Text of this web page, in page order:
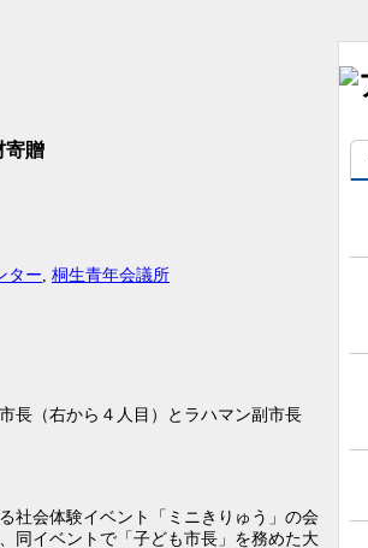
寄贈
ター, 桐生青年会議所
長（右から４人目）とラハマン副市長
社会体験イベント「ミニきりゅう」の会
同イベントで「子ども市長」を務めた大